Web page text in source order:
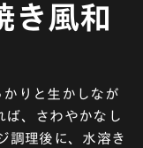
き風和
かりと生かしなが
ば、さわやかなし
調理後に、水溶き